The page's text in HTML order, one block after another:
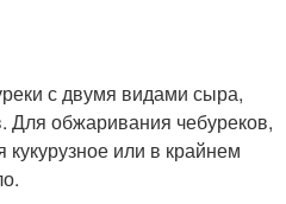
с двумя видами сыра,
Для обжаривания чебуреков,
кукурузное или в крайнем